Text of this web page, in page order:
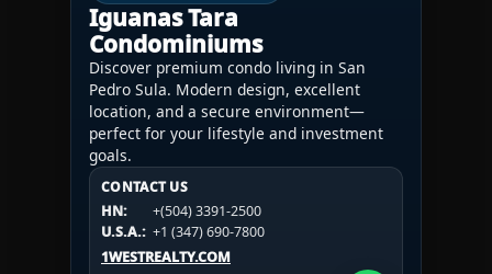
Iguanas Tara
Condominiums
Discover premium condo living in San
Pedro Sula. Modern design, excellent
location, and a secure environment—
perfect for your lifestyle and investment
goals.
CONTACT US
HN:
+(504) 3391-2500
U.S.A.: +1 (347) 690-7800
1WESTREALTY.COM
CONTACT US
HN:
+(504) 3391-2500
U.S.A.:
+1 (984) 246-2100
1WESTREALTY.COM
CONTACT US
HN:
+(504) 3391-2500
U.S.A.: +1 (984) 246-2100
1WESTREALTY.COM